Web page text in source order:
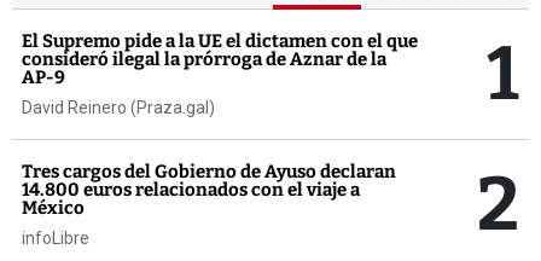
El Supremo pide a la UE el dictamen con el que
consideró ilegal la prórroga de Aznar de la
AP-9
David Reinero (Praza.gal) 1
Tres cargos del Gobierno de Ayuso declaran
14.800 euros relacionados con el viaje a
México
infoLibre 2